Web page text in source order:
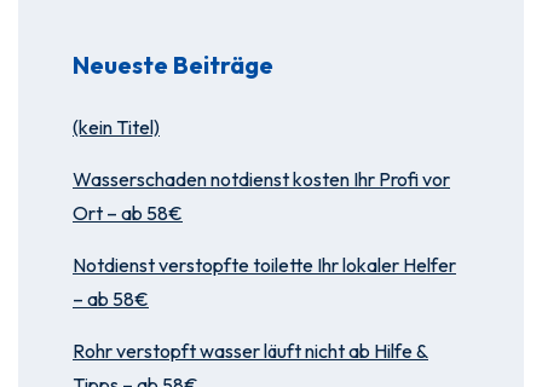
Neueste Beiträge
(kein Titel)
Wasserschaden notdienst kosten Ihr Profi vor
Ort – ab 58€
Notdienst verstopfte toilette Ihr lokaler Helfer
– ab 58€
Rohr verstopft wasser läuft nicht ab Hilfe &